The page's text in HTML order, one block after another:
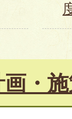
画・